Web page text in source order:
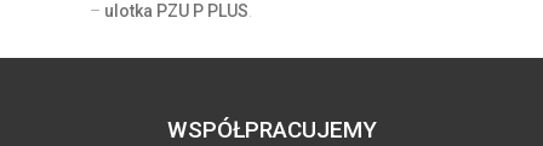
– ulotka PZU P PLUS
WSPÓŁPRACUJEMY